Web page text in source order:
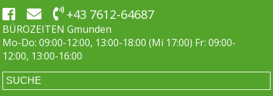
+43 7612-64687
BÜROZEITEN Gmunden
Mo-Do: 09:00-12:00, 13:00-18:00 (Mi 17:00) Fr: 09:00-
12:00, 13:00-16:00